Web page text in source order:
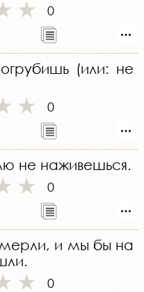
0
(или: не
0
не наживешься.
0
и мы бы на
0